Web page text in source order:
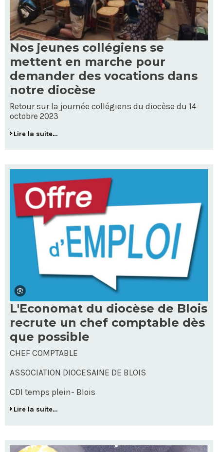
Nos jeunes collégiens se
mettent en marche pour
demander des vocations dans
notre diocèse
Retour sur la journée collégiens du diocèse du 14
octobre 2023
Lire la suite…
L'Economat du diocèse de Blois
recrute un chef comptable dès
que possible
CHEF COMPTABLE
ASSOCIATION DIOCESAINE DE BLOIS
CDI temps plein- Blois
Lire la suite…